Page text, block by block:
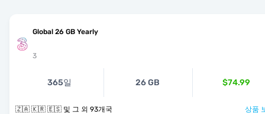
Global 26 GB Yearly
3
365일 26 GB $74.99
🇿🇦 🇰🇷 🇪🇸 및 그 외 93개국 상품